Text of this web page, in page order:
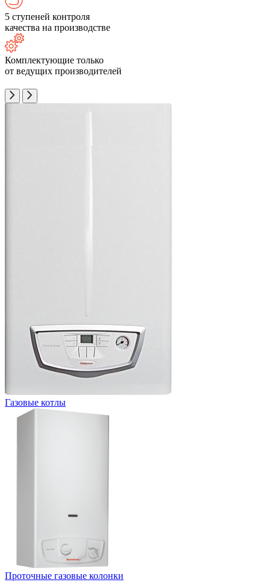
5 ступеней контроля
качества на производстве
Комплектующие только
от ведущих производителей
Газовые котлы
Проточные газовые колонки